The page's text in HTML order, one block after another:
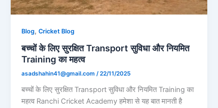
Blog,Cricket Blog
बच्चों के लिए सुरक्षित Transport सुविधा और नियमित
Training का महत्व
asadshahin41@gmail.com/22/11/2025
बच्चों के लिए सुरक्षित Transport सुविधा और नियमित Training का
महत्व Ranchi Cricket Academy हमेशा से यह बात मानती है